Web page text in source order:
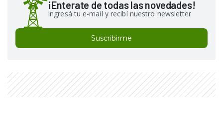
¡Enterate de todas las novedades!
Ingresá tu e-mail y recibí nuestro newsletter
Suscribirme